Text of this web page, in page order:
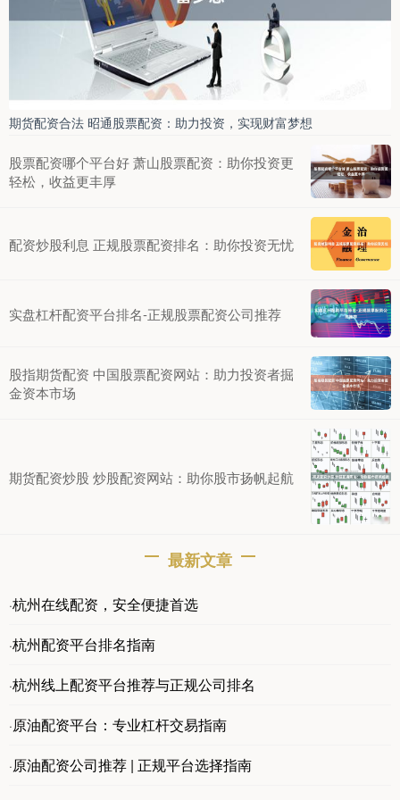
期货配资合法 昭通股票配资：助力投资，实现财富梦想
股票配资哪个平台好 萧山股票配资：助你投资更
轻松，收益更丰厚
配资炒股利息 正规股票配资排名：助你投资无忧
实盘杠杆配资平台排名-正规股票配资公司推荐
股指期货配资 中国股票配资网站：助力投资者掘
金资本市场
期货配资炒股 炒股配资网站：助你股市扬帆起航
最新文章
·杭州在线配资，安全便捷首选
·杭州配资平台排名指南
·杭州线上配资平台推荐与正规公司排名
·原油配资平台：专业杠杆交易指南
·原油配资公司推荐 | 正规平台选择指南